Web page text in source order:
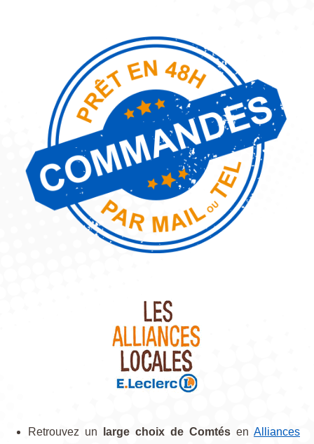
Retrouvez un large choix de Comtés en Alliances